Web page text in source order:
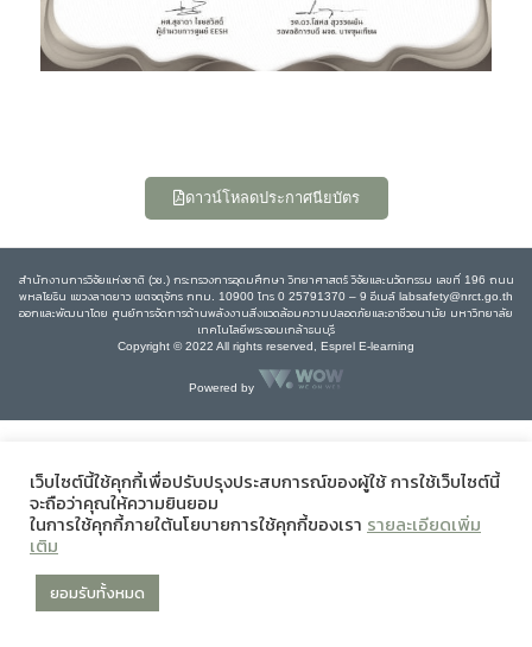
ดาวน์โหลดประกาศนียบัตร
สำนักงานการวิจัยแห่งชาติ (วช.) กระทรวงการอุดมศึกษา วิทยาศาสตร์ วิจัยและนวัตกรรม เลขที่ 196 ถนน
พหลโยธิน แขวงลาดยาว เขตจตุจักร กทม. 10900 โทร 0 25791370 – 9 อีเมล์ labsafety@nrct.go.th
ออกและพัฒนาโดย ศูนย์การจัดการด้านพลังงานสิ่งแวดล้อมความปลอดภัยและอาชีวอนามัย มหาวิทยาลัย
เทคโนโลยีพระจอมเกล้าธนบุรี
Copyright © 2022 All rights reserved, Esprel E-learning
Powered by
เว็บไซต์นี้ใช้คุกกี้เพื่อปรับปรุงประสบการณ์ของผู้ใช้ การใช้เว็บไซต์นี้
จะถือว่าคุณให้ความยินยอม
ในการใช้คุกกี้ภายใต้นโยบายการใช้คุกกี้ของเรา รายละเอียดเพิ่ม
เติม
ยอมรับทั้งหมด